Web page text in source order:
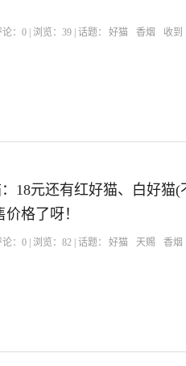
论：0 | 浏览：39 | 话题： 好猫 香烟 收到
18元还有红好猫、白好猫
格了呀！
论：0 | 浏览：82 | 话题： 好猫 天赐 香烟